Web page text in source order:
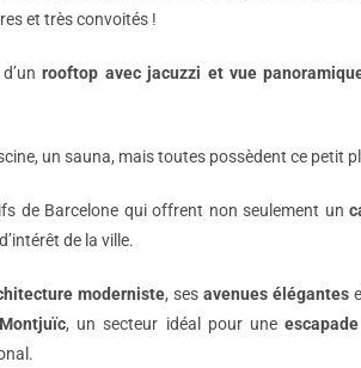
et très convoités !
d’unrooftop avec jacuzzi et vue
un sauna, mais toutes possèdent ce petit
de Barcelone qui offrent non seulement un
de la ville.
moderniste, sesavenues élégantes
, un secteur idéal pour une